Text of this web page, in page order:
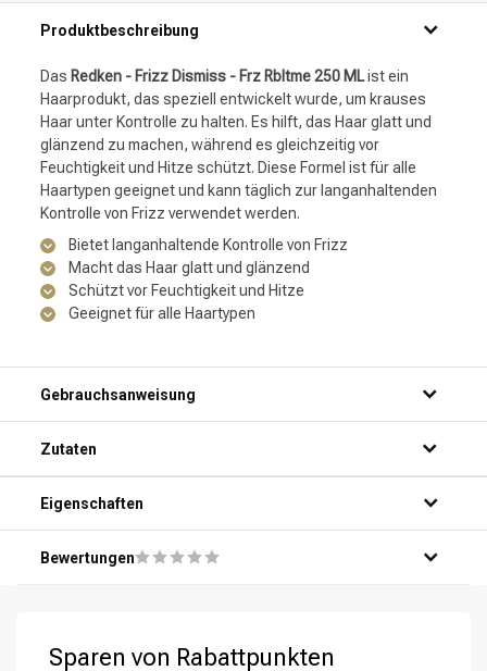
Produktbeschreibung
Das Redken - Frizz Dismiss - Frz Rbltme 250 MList ein
Haarprodukt, das speziell entwickelt wurde, um krauses
Haar unter Kontrolle zu halten. Es hilft, das Haar glatt und
glänzend zu machen, während es gleichzeitig vor
Feuchtigkeit und Hitze schützt. Diese Formel ist für alle
Haartypen geeignet und kann täglich zur langanhaltenden
Kontrolle von Frizz verwendet werden.
Bietet langanhaltende Kontrolle von Frizz
Macht das Haar glatt und glänzend
Schützt vor Feuchtigkeit und Hitze
Geeignet für alle Haartypen
Gebrauchsanweisung
Schritt 2: Trage eine kleine Menge des Produkts auf deine
Handflächen auf.
Schritt 3: Verteile das Produkt gleichmäßig über dein Haar,
Schritt 4: Massiere das Produkt sanft in dein Haar ein und
lasse es einige Minuten einwirken.
Zutaten
Eigenschaften
Bewertungen
Sparen von Rabattpunkten